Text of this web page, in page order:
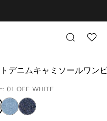
デニムキャミソールワン
: 01 OFF WHITE